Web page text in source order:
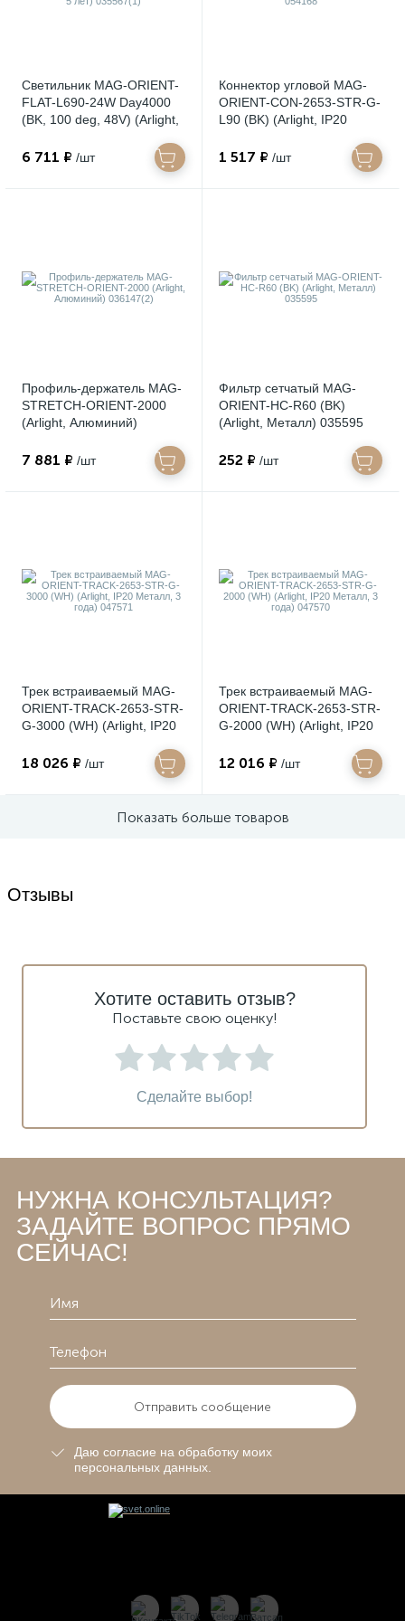
Светильник MAG-ORIENT-
FLAT-L690-24W Day4000
(BK, 100 deg, 48V) (Arlight,
035567(1)
6 711 ₽ /шт
Коннектор угловой MAG-
ORIENT-CON-2653-STR-G-
L90 (BK) (Arlight, IP20
1 517 ₽ /шт
Профиль-держатель MAG-
STRETCH-ORIENT-2000
(Arlight, Алюминий)
7 881 ₽ /шт
Фильтр сетчатый MAG-
ORIENT-HC-R60 (BK)
(Arlight, Металл) 035595
252 ₽ /шт
Трек встраиваемый MAG-
ORIENT-TRACK-2653-STR-
G-3000 (WH) (Arlight, IP20
18 026 ₽ /шт
Трек встраиваемый MAG-
ORIENT-TRACK-2653-STR-
G-2000 (WH) (Arlight, IP20
12 016 ₽ /шт
Показать больше товаров
Отзывы
Хотите оставить отзыв?
Поставьте свою оценку!
Сделайте выбор!
НУЖНА КОНСУЛЬТАЦИЯ?
ЗАДАЙТЕ ВОПРОС ПРЯМО
СЕЙЧАС!
Отправить сообщение
Даю согласие на обработку моих
персональных данных.